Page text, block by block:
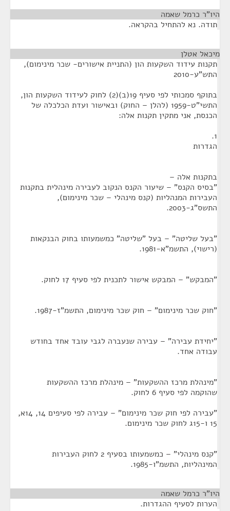
היו"ר כרמל שאמה
תודה. נא להתחיל בהקראה.
מיכאל אטלן
תקנות עידוד השקעות הון (התניית אישורים- שכר מינימום),
התש"ע-2010
בתוקף סמכותי לפי סעיף 19(ב)(2) לחוק לעידוד השקעות הון,
התשי"ט-1959 (להלן – החוק) ובאישור ועדת הכלכלה של
הכנסת, אני מתקין תקנות אלה:
1.
הגדרות
בתקנות אלה –
"בסיס הקנס" – שיעור הקנס הנקוב לעבירה מינהלית בתקנות
העבירות המנהליות (קנס מינהלי – שכר מינימום),
התשס"ג-2003.
"בעל שליטה" – בעל "שליטה" כמשמעותו בחוק הבנקאות
(רישוי), התשמ"א-1981.
"המבקש" – המבקש אישור לתכנית לפי סעיף 17 לחוק.
"חוק שכר מינימום" – חוק שכר מינימום, התשמ"ז-1987.
"יחידת עבירה" – עבירה שנעברה לגבי עובד אחד בחודש
עבודה אחד.
"מינהלת מרכז ההשקעות" – מינהלת מרכז ההשקעות
שהוקמה לפי סעיף 6 לחוק.
"עבירה לפי חוק שכר מינימום" – עבירה לפי סעיפים 14, 14א,
15 ו-15ג לחוק שכר מינימום.
"קנס מינהלי" – כמשמעותו בסעיף 2 לחוק העבירות
המינהליות, התשמ"ו-1985.
היו"ר כרמל שאמה
הערות לסעיף ההגדרות.